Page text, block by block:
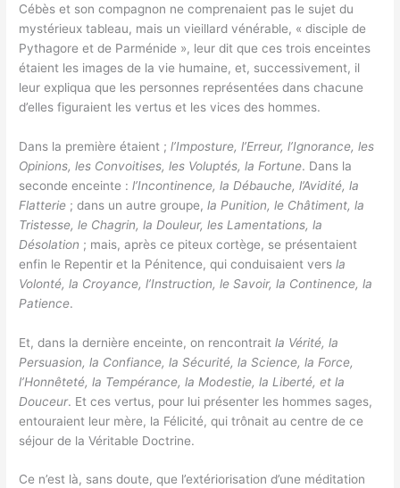
Cébès et son compagnon ne comprenaient pas le sujet du
mystérieux tableau, mais un vieillard vénérable, « disciple de
Pythagore et de Parménide », leur dit que ces trois enceintes
étaient les images de la vie humaine, et, successivement, il
leur expliqua que les personnes représentées dans chacune
d’elles figuraient les vertus et les vices des hommes.
Dans la première étaient ;l’Imposture, l’Erreur, l’Ignorance, les
Opinions, les Convoitises, les Voluptés, la Fortune. Dans la
seconde enceinte :l’Incontinence, la Débauche, l’Avidité, la
Flatterie ; dans un autre groupe,la Punition, le Châtiment, la
Tristesse, le Chagrin, la Douleur, les Lamentations, la
Désolation ; mais, après ce piteux cortège, se présentaient
enfin le Repentir et la Pénitence, qui conduisaient versla
Volonté, la Croyance, l’Instruction, le Savoir, la Continence, la
Patience.
Et, dans la dernière enceinte, on rencontraitla Vérité, la
Persuasion, la Confiance, la Sécurité, la Science, la Force,
l’Honnêteté, la Tempérance, la Modestie, la Liberté, et la
Douceur. Et ces vertus, pour lui présenter les hommes sages,
entouraient leur mère, la Félicité, qui trônait au centre de ce
séjour de la Véritable Doctrine.
Ce n’est là, sans doute, que l’extériorisation d’une méditation